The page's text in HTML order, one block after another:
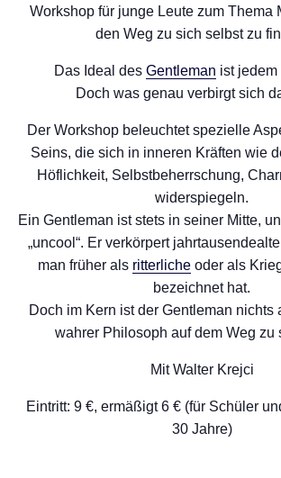
Workshop für junge Leute zum Thema
den Weg zu sich selbst zu
Das Ideal des Gentleman ist jedem
Doch was genau verbirgt sich
Der Workshop beleuchtet spezielle
Seins, die sich in inneren Kräften wie
Höflichkeit, Selbstbeherrschung,
widerspiegeln.
Ein Gentleman ist stets in seiner Mitte,
„uncool“. Er verkörpert
man früher als ritterliche oder als
bezeichnet hat.
Doch im Kern ist der Gentleman nichts
wahrer Philosoph auf dem Weg zu
Mit Walter Krejci
Eintritt: 9 €, ermäßigt 6 € (für Schüler
30 Jahre)